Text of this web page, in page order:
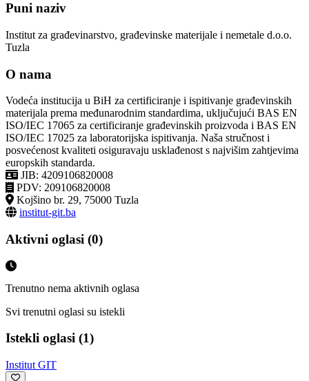
Puni naziv
Institut za građevinarstvo, građevinske materijale i nemetale d.o.o.
Tuzla
O nama
Vodeća institucija u BiH za certificiranje i ispitivanje građevinskih
materijala prema međunarodnim standardima, uključujući BAS EN
ISO/IEC 17065 za certificiranje građevinskih proizvoda i BAS EN
ISO/IEC 17025 za laboratorijska ispitivanja. Naša stručnost i
posvećenost kvaliteti osiguravaju usklađenost s najvišim zahtjevima
europskih standarda.
JIB: 4209106820008
PDV: 209106820008
Kojšino br. 29, 75000 Tuzla
institut-git.ba
Aktivni oglasi (0)
Trenutno nema aktivnih oglasa
Svi trenutni oglasi su istekli
Istekli oglasi (1)
Institut GIT